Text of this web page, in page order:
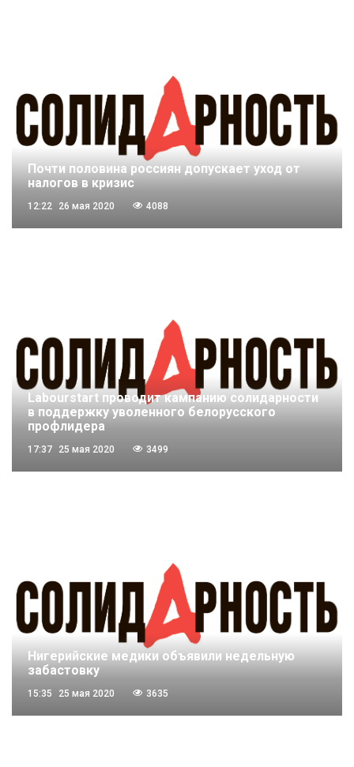
Почти половина россиян допускает уход от
налогов в кризис
12:22 26 мая 2020 4088
Labourstart проводит кампанию солидарности
в поддержку уволенного белорусского
профлидера
17:37 25 мая 2020 3499
Нигерийские медики объявили недельную
забастовку
15:35 25 мая 2020 3635